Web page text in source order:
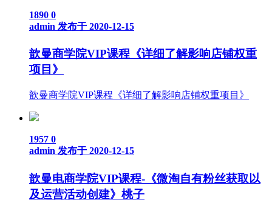
1890 0
admin 发布于 2020-12-15
歆曼商学院VIP课程《详细了解影响店铺权重
项目》
歆曼商学院VIP课程《详细了解影响店铺权重项目》
1957 0
admin 发布于 2020-12-15
歆曼电商学院VIP课程-《微淘自有粉丝获取以
及运营活动创建》桃子